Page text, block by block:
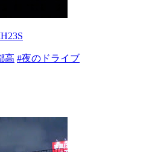
高 #夜のドライブ